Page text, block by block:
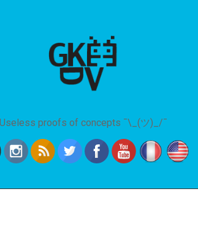
Useless proofs of concepts ¯\_(ツ)_/¯